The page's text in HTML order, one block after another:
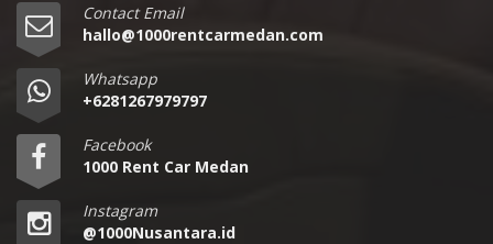
Contact Email
hallo@1000rentcarmedan.com
Whatsapp
+6281267979797
Facebook
1000 Rent Car Medan
Instagram
@1000Nusantara.id